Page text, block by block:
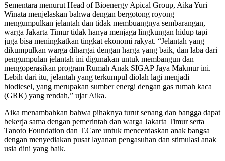
Sementara menurut Head of Bioenergy Apical Group, Aika Yuri
Winata menjelaskan bahwa dengan bergotong royong
mengumpulkan jelantah dan tidak membuangnya sembarangan,
warga Jakarta Timur tidak hanya menjaga lingkungan hidup tapi
juga bisa meningkatkan tingkat ekonomi rakyat. “Jelantah yang
dikumpulkan warga dihargai dengan harga yang baik, dan laba dari
pengumpulan jelantah ini digunakan untuk membangun dan
mengoperasikan program Rumah Anak SIGAP Jaya Makmur ini.
Lebih dari itu, jelantah yang terkumpul diolah lagi menjadi
biodiesel, yang merupakan sumber energi dengan gas rumah kaca
(GRK) yang rendah,” ujar Aika.
Aika menambahkan bahwa pihaknya turut senang dan bangga dapat
bekerja sama dengan pemerintah dan warga Jakarta Timur serta
Tanoto Foundation dan T.Care untuk mencerdaskan anak bangsa
dengan menyediakan pusat layanan pengasuhan dan stimulasi anak
usia dini yang baik.